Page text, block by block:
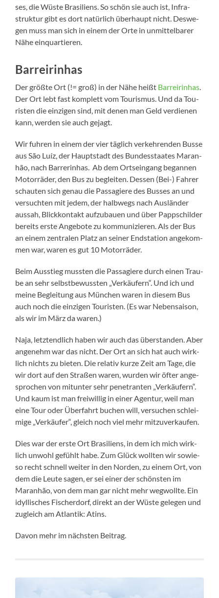
ses, die Wüs­te Bra­si­li­ens. So schön sie auch ist, Infra­
struk­tur gibt es dort natür­lich über­haupt nicht. Des­we­
gen muss man sich in einem der Orte in unmit­tel­ba­rer
Nähe einquartieren.
Barreirinhas
Der größ­te Ort (!= groß) in der Nähe heißt Bar­reirin­has.
Der Ort lebt fast kom­plett vom Tou­ris­mus. Und da Tou­
ris­ten die ein­zi­gen sind, mit denen man Geld ver­die­nen
kann, wer­den sie auch gejagt.
Wir fuh­ren in einem der vier täg­lich ver­keh­ren­den Bus­se
aus São Luíz, der Haupt­stadt des Bun­des­staa­tes Maran­
hão, nach Bar­rer­in­has. Ab dem Orts­ein­gang began­nen
Motor­rä­der, den Bus zu beglei­ten. Des­sen (Bei-) Fah­rer
schau­ten sich genau die Pas­sa­gie­re des Bus­ses an und
ver­such­ten mit jedem, der halb­wegs nach Aus­län­der
aus­sah, Blick­kon­takt auf­zu­bau­en und über Papp­schil­der
bereits ers­te Ange­bo­te zu kom­mu­ni­zie­ren. Als der Bus
an einem zen­tra­len Platz an sei­ner End­sta­ti­on ange­kom­
men war, waren es gut 10 Motorräder.
Beim Aus­stieg muss­ten die Pas­sa­gie­re durch einen Trau­
be an sehr selbst­be­wuss­ten „Ver­käu­fern“. Und ich und
mei­ne Beglei­tung aus Mün­chen waren in die­sem Bus
auch noch die ein­zi­gen Tou­ris­ten. (Es war Neben­sai­son,
als wir im März da waren.)
Naja, letzt­end­lich haben wir auch das über­stan­den. Aber
ange­nehm war das nicht. Der Ort an sich hat auch wirk­
lich nichts zu bie­ten. Die rela­tiv kur­ze Zeit am Tage, die
wir dort auf den Stra­ßen waren, wur­den wir öfter ange­
spro­chen von mit­un­ter sehr pene­tran­ten „Ver­käu­fern“.
Und kaum ist man frei­wil­lig in einer Agen­tur, weil man
eine Tour oder Über­fahrt buchen will, ver­su­chen schlei­
mi­ge „Ver­käu­fer“, gleich noch viel mehr mitzuverkaufen.
Dies war der ers­te Ort Bra­si­li­ens, in dem ich mich wirk­
lich unwohl gefühlt habe. Zum Glück woll­ten wir sowie­
so recht schnell wei­ter in den Nor­den, zu einem Ort, von
dem die Leu­te sagen, er sei einer der schöns­ten im
Maran­hão, von dem man gar nicht mehr weg­woll­te. Ein
idyl­li­sches Fischer­dorf, direkt an der Wüs­te gele­gen und
zugleich am Atlan­tik: Atins.
Davon mehr im nächs­ten Beitrag.